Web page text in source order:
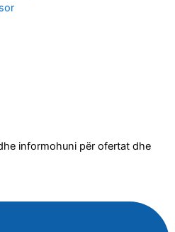
informohuni për ofertat dhe